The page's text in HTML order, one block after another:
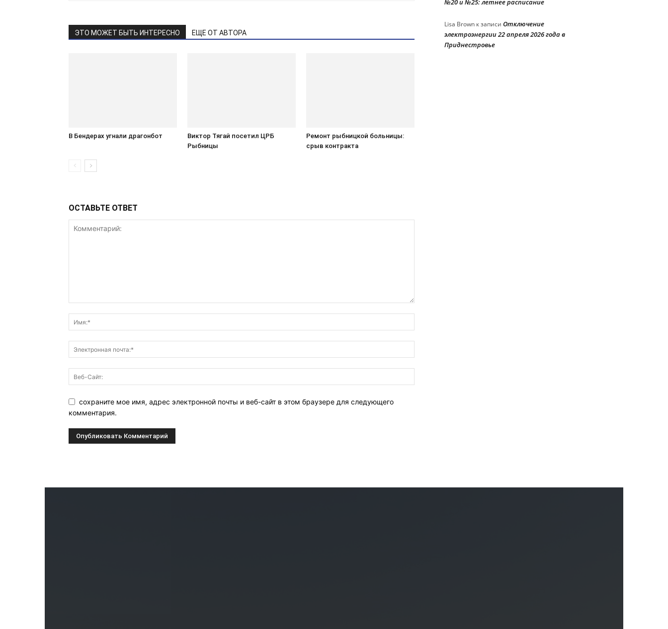
ЭТО МОЖЕТ БЫТЬ ИНТЕРЕСНО ЕЩЕ ОТ АВТОРА
В Бендерах угнали драгонбот
Виктор Тягай посетил ЦРБ
Рыбницы
Ремонт рыбницкой больницы:
срыв контракта
ОСТАВЬТЕ ОТВЕТ
сохраните мое имя, адрес электронной почты и веб-сайт в этом браузере для следующего
комментария.
№20 и №25: летнее расписание
Lisa Brown к записи Отключение
электроэнергии 22 апреля 2026 года в
Приднестровье